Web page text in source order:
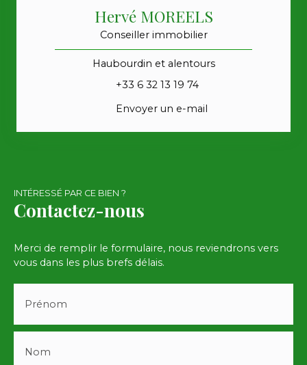
Hervé MOREELS
Conseiller immobilier
Haubourdin et alentours
+33 6 32 13 19 74
Envoyer un e-mail
INTÉRESSÉ PAR CE BIEN ?
Contactez-nous
Merci de remplir le formulaire, nous reviendrons vers
vous dans les plus brefs délais.
Prénom
Nom